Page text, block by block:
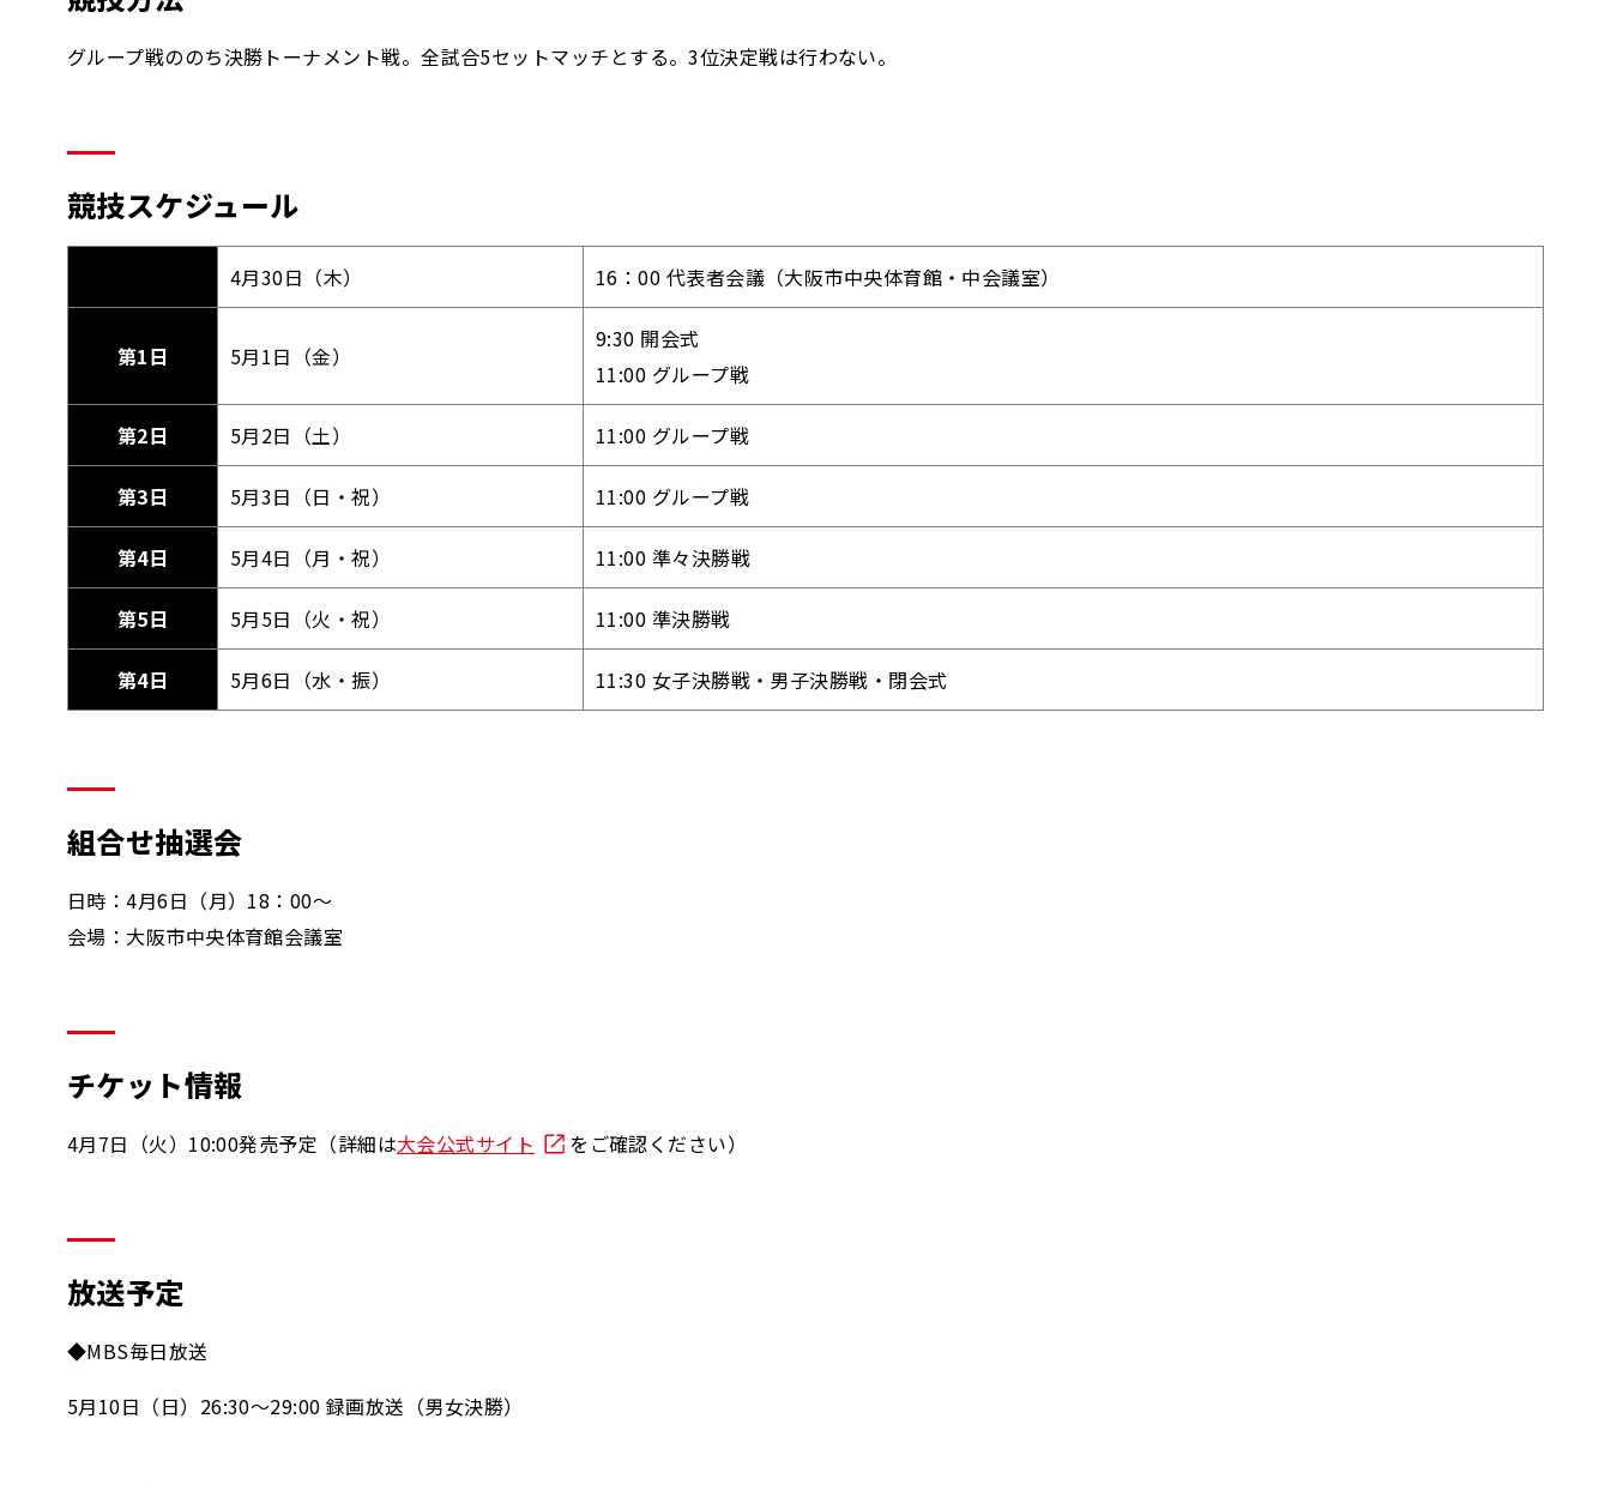
グループ戦ののち決勝トーナメント戦。全試合5セットマッチとする。3位決定戦は行わない。
競技スケジュール
4月30日（木） 16：00 代表者会議（大阪市中央体育館・中会議室）
第1日 5月1日（金）
9:30 開会式
11:00 グループ戦
第2日 5月2日（土） 11:00 グループ戦
第3日 5月3日（日・祝） 11:00 グループ戦
第4日 5月4日（月・祝） 11:00 準々決勝戦
第5日 5月5日（火・祝） 11:00 準決勝戦
第4日 5月6日（水・振） 11:30 女子決勝戦・男子決勝戦・閉会式
組合せ抽選会
日時：4月6日（月）18：00～
会場：大阪市中央体育館会議室
チケット情報
4月7日（火）10:00発売予定（詳細は大会公式サイト をご確認ください）
放送予定
◆MBS毎日放送
5月10日（日）26:30～29:00 録画放送（男女決勝）